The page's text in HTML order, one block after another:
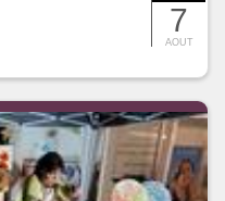
7
AOUT